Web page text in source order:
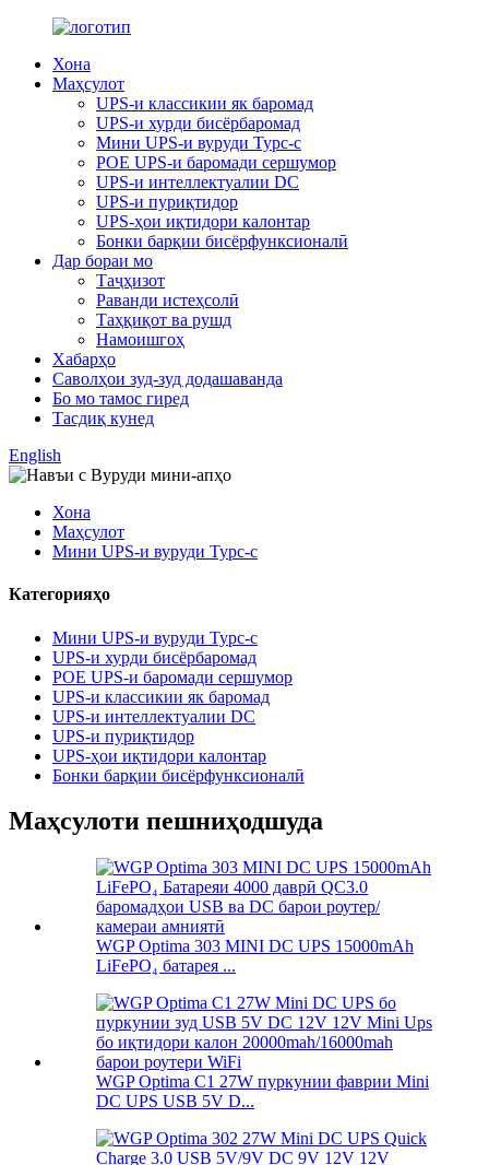
Хона
Маҳсулот
UPS-и классикии як баромад
UPS-и хурди бисёрбаромад
Мини UPS-и вуруди Typc-c
POE UPS-и баромади сершумор
UPS-и интеллектуалии DC
UPS-и пуриқтидор
UPS-ҳои иқтидори калонтар
Бонки барқии бисёрфунксионалӣ
Дар бораи мо
Таҷҳизот
Раванди истеҳсолӣ
Таҳқиқот ва рушд
Намоишгоҳ
Хабарҳо
Саволҳои зуд-зуд додашаванда
Бо мо тамос гиред
Тасдиқ кунед
English
Хона
Маҳсулот
Мини UPS-и вуруди Typc-c
Категорияҳо
Мини UPS-и вуруди Typc-c
UPS-и хурди бисёрбаромад
POE UPS-и баромади сершумор
UPS-и классикии як баромад
UPS-и интеллектуалии DC
UPS-и пуриқтидор
UPS-ҳои иқтидори калонтар
Бонки барқии бисёрфунксионалӣ
Маҳсулоти пешниҳодшуда
WGP Optima 303 MINI DC UPS 15000mAh
LiFePO₄ батарея ...
WGP Optima C1 27W пуркунии фаврии Mini
DC UPS USB 5V D...